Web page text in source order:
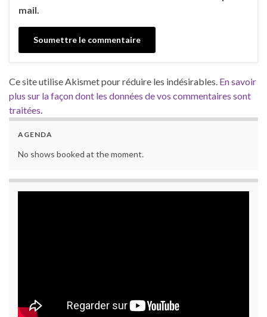
mail.
Ce site utilise Akismet pour réduire les indésirables. En savoir
plus sur la façon dont les données de vos commentaires sont
traitées
AGENDA
No shows booked at the moment.